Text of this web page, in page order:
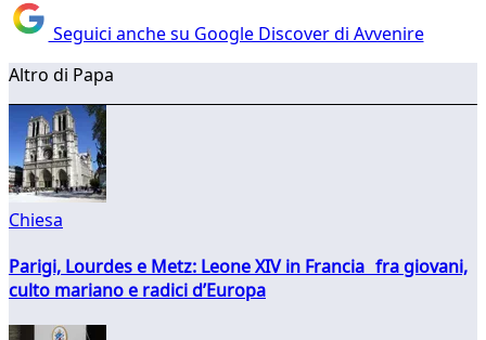
Seguici anche su Google Discover di Avvenire
Altro di Papa
Chiesa
Parigi, Lourdes e Metz: Leone XIV in Francia fra giovani,
culto mariano e radici d’Europa